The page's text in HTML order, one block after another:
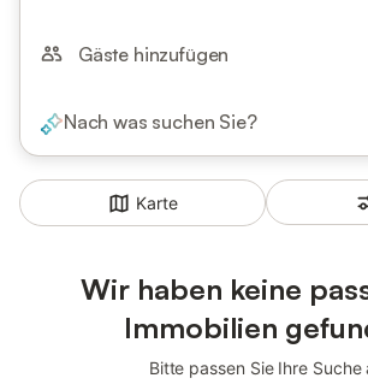
Gäste hinzufügen
Nach was suchen Sie?
Karte
Wir haben keine
Immobilien
Bitte passen Sie Ihre Suche